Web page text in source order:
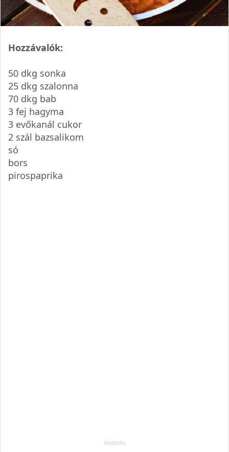
Hozzávalók:
50 dkg sonka
25 dkg szalonna
70 dkg bab
3 fej hagyma
3 evőkanál cukor
2 szál bazsalikom
só
bors
pirospaprika